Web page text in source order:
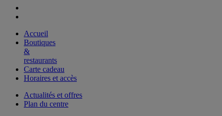
Accueil
Boutiques
&
restaurants
Carte cadeau
Horaires et accès
Actualités et offres
Plan du centre